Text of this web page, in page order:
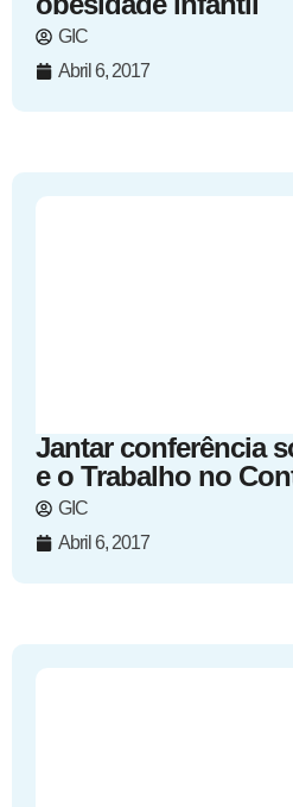
GIC
Abril 6, 2017
Jantar conferência
e o Trabalho no
GIC
Abril 6, 2017